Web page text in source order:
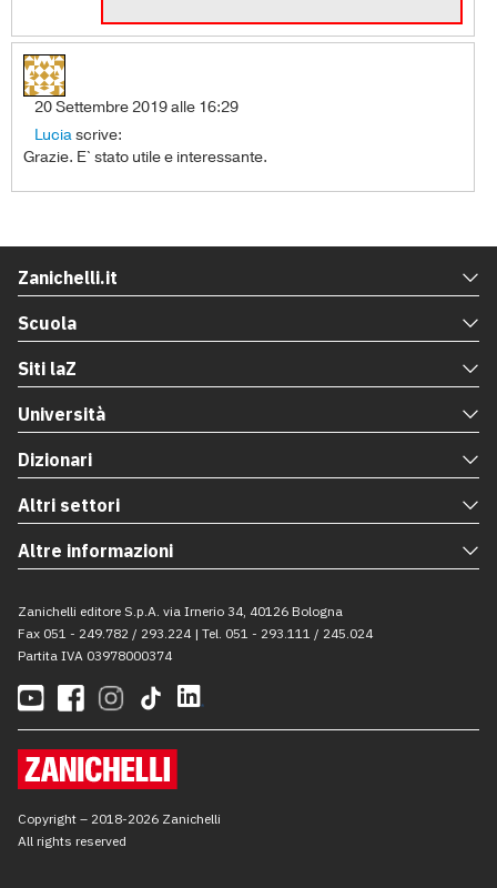
20 Settembre 2019 alle 16:29
Luciascrive:
Grazie. E` stato utile e interessante.